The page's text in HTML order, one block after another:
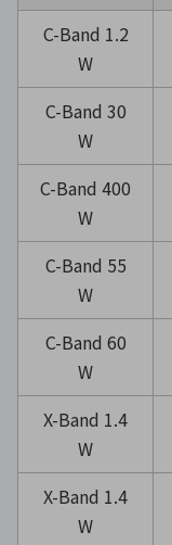
C-Band 1.2
W
C-Band 30
W
C-Band 400
W
C-Band 55
W
C-Band 60
W
X-Band 1.4
W
X-Band 1.4
W